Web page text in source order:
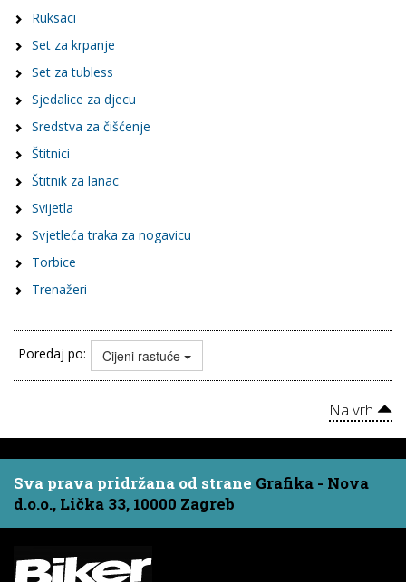
Ruksaci
Set za krpanje
Set za tubless
Sjedalice za djecu
Sredstva za čišćenje
Štitnici
Štitnik za lanac
Svijetla
Svjetleća traka za nogavicu
Torbice
Trenažeri
Poredaj po: Cijeni rastuće
Na vrh
Sva prava pridržana od strane Grafika - Nova
d.o.o., Lička 33, 10000 Zagreb